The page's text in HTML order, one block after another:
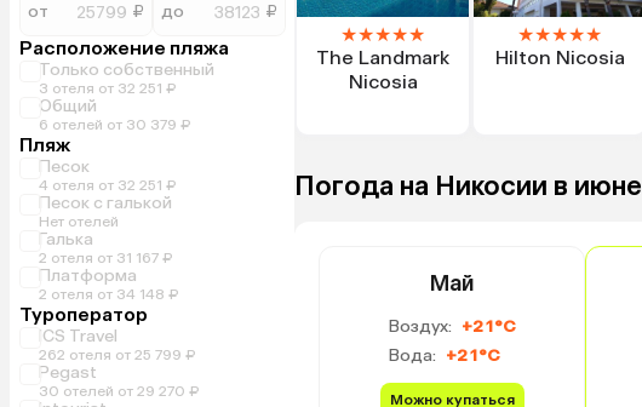
от ₽ до ₽
Расположение пляжа
Только собственный
3 отеля от 32 251 ₽
Общий
6 отелей от 30 379 ₽
Пляж
Песок
4 отеля от 32 251 ₽
Песок с галькой
Нет отелей
Галька
2 отеля от 31 167 ₽
Платформа
2 отеля от 34 148 ₽
Туроператор
ICS Travel
262 отеля от 25 799 ₽
Pegast
30 отелей от 29 270 ₽
★★★★★
The Landmark
Nicosia
★★★★★
Hilton Nicosia
Погода на Никосии в июне
Май
Воздух: +21°C
Вода: +21°C
Можно купаться